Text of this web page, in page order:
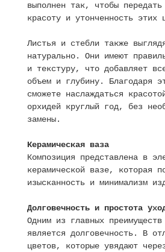
выполнен так, чтобы передать
красоту и утонченность этих
Листья и стебли также
натурально. Они имеют
и текстуру, что добавляет
объем и глубину. Благодаря
сможете наслаждаться
орхидей круглый год, без
замены.
Керамическая ваза
Композиция представлена в
керамической вазе, которая
изысканность и минимализм
Долговечность и простота
Одним из главных
является долговечность. В
цветов, которые увядают